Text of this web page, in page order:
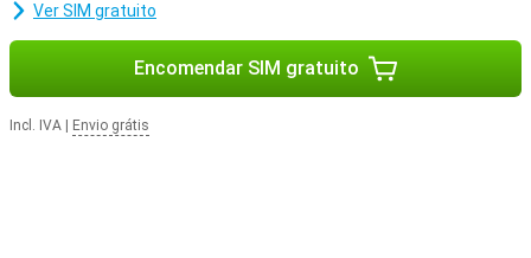
Ver SIM gratuito
Encomendar SIM gratuito
Incl. IVA Envio grátis